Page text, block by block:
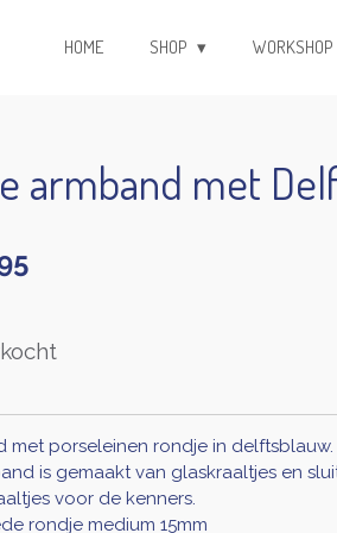
HOME SHOP WORKSHOP
armband met
met porseleinen rondje in delftsblauw.
is gemaakt van glaskraaltjes en
voor de kenners.
rondje medium 15mm